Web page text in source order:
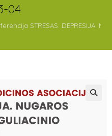
04
STRESAS. DEPRESIJA.